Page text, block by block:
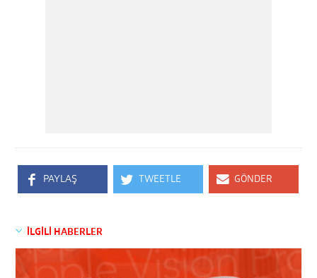
PAYLAŞ TWEETLE GÖNDER
İLGİLİ HABERLER